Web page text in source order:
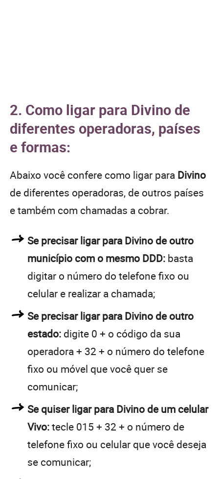
2. Como ligar para Divino de
diferentes operadoras, países
e formas:
Abaixo você confere como ligar para Divino
de diferentes operadoras, de outros países
e também com chamadas a cobrar.
Se precisar ligar para Divino de outro
município com o mesmo DDD: basta
digitar o número do telefone fixo ou
celular e realizar a chamada;
Se precisar ligar para Divino de outro
estado: digite 0 + o código da sua
operadora + 32 + o número do telefone
fixo ou móvel que você quer se
comunicar;
Se quiser ligar para Divino de um celular
Vivo:tecle 015 + 32 + o número de
telefone fixo ou celular que você deseja
se comunicar;